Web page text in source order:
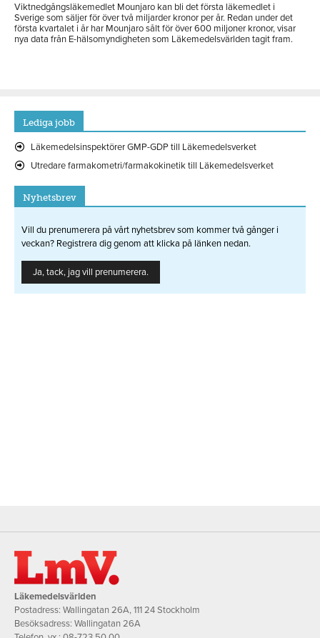
Viktnedgångsläkemedlet Mounjaro kan bli det första läkemedlet i
Sverige som säljer för över två miljarder kronor per år. Redan under det
första kvartalet i år har Mounjaro sålt för över 600 miljoner kronor, visar
nya data från E-hälsomyndigheten som Läkemedelsvärlden tagit fram.
Lediga jobb
Läkemedelsinspektörer GMP-GDP till Läkemedelsverket
Utredare farmakometri/farmakokinetik till Läkemedelsverket
Nyhetsbrev
Vill du prenumerera på vårt nyhetsbrev som kommer två gånger i
veckan? Registrera dig genom att klicka på länken nedan.
Ja, tack, jag vill prenumerera.
Läkemedelsvärlden
Postadress: Wallingatan 26A, 111 24 Stockholm
Besöksadress: Wallingatan 26A